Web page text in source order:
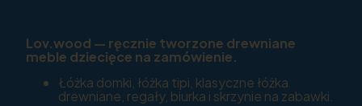
Lov.wood — ręcznie tworzone drewniane
meble dziecięce na zamówienie.
Łóżka domki, łóżka tipi, klasyczne łóżka
drewniane, regały, biurka i skrzynie na zabawki.